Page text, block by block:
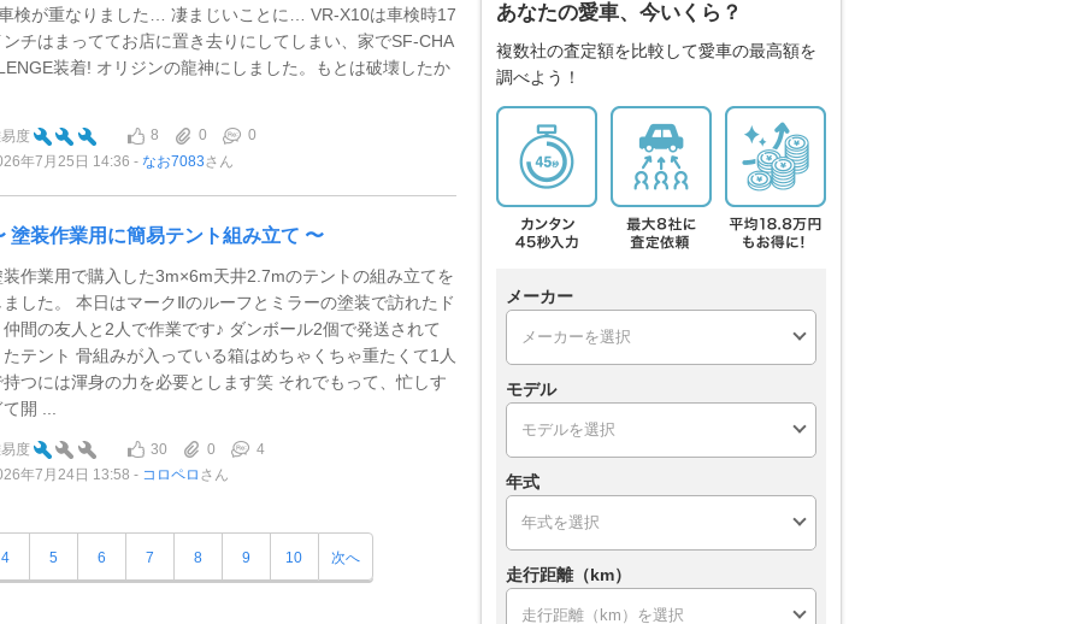
検が重なりました… 凄まじいことに… VR-X10は車検時17
ンチはまっててお店に置き去りにしてしまい、家でSF-CHA
装着! オリジンの龍神にしました。もとは破壊したか
度 8 0
0
年7月25日 14:36
なお7083さん
塗装作業用に簡易テント組み立て 〜
装作業用で購入した3m×6m天井2.7mのテントの組み立てを
ました。 本日はマークⅡのルーフとミラーの塗装で訪れたド
仲間の友人と2人で作業です♪ ダンボール2個で発送されて
たテント 骨組みが入っている箱はめちゃくちゃ重たくて1人
持つには渾身の力を必要とします笑 それでもって、忙しす
開 ...
度 30 0
4
年7月24日 13:58
コロペロ さん
4 5 6 7 8 9 10 次へ
あなたの愛車、今いくら？
複数社の査定額を比較して愛車の最高額を
調べよう！
メーカー
モデル
年式
走行距離（km）